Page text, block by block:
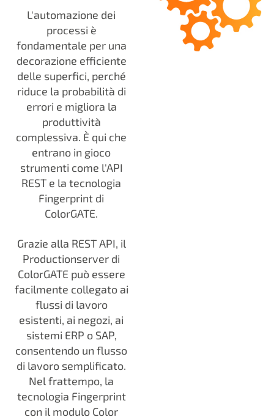
L'automazione dei
processi è
fondamentale per una
decorazione efficiente
delle superfici, perché
riduce la probabilità di
errori e migliora la
produttività
complessiva. È qui che
entrano in gioco
strumenti come l'API
REST e la tecnologia
Fingerprint di
ColorGATE.
Grazie alla REST API, il
Productionserver di
ColorGATE può essere
facilmente collegato ai
flussi di lavoro
esistenti, ai negozi, ai
sistemi ERP o SAP,
consentendo un flusso
di lavoro semplificato.
Nel frattempo, la
tecnologia Fingerprint
con il modulo Color